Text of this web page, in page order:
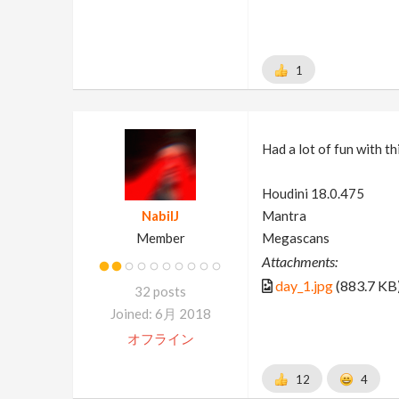
1
NabilJ
Member
32 posts
Joined: 6月 2018
オフライン
Had a lot of fun with
Houdini 18.0.475
Mantra
Megascans
Attachments:
day_1.jpg(883.7
12 4